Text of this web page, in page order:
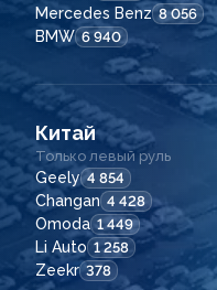
Mercedes Benz 8 056
BMW 6 940
Китай
Только левый руль
Geely 4 854
Changan 4 428
Omoda 1 449
Li Auto 1 258
Zeekr 378